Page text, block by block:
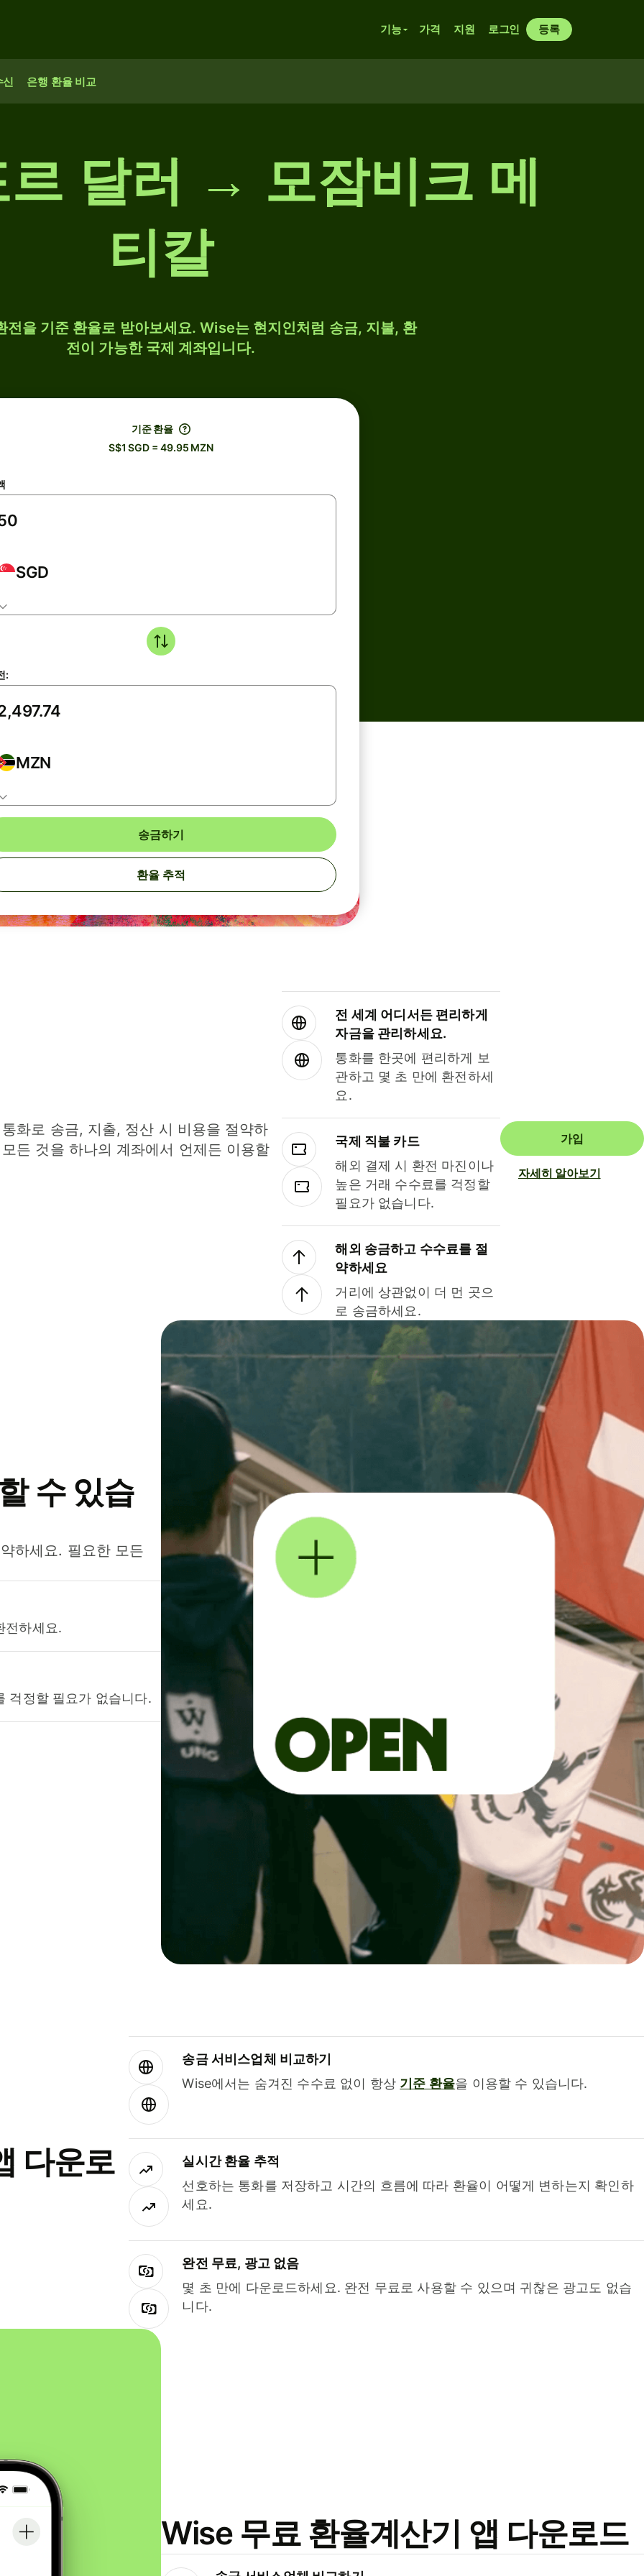
기능 가격 지원 로그인 등록
신 은행 환율 비교
달러 → 모잠비크 메
티칼
을 기준 환율로 받아보세요. Wise는 현지인처럼 송금, 지불, 환
전이 가능한 국제 계좌입니다.
기준 환율
S$1 SGD = 49.95 MZN
SGD
:
MZN
송금하기
환율 추적
화로 송금, 지출, 정산 시 비용을 절약하
든 것을 하나의 계좌에서 언제든 이용할
전 세계 어디서든 편리하게
자금을 관리하세요.
통화를 한곳에 편리하게 보
관하고 몇 초 만에 환전하세
요.
국제 직불 카드
해외 결제 시 환전 마진이나
높은 거래 수수료를 걱정할
필요가 없습니다.
해외 송금하고 수수료를 절
약하세요
거리에 상관없이 더 먼 곳으
로 송금하세요.
가입
자세히 알아보기
수 있습
하세요. 필요한 모든
전하세요.
걱정할 필요가 없습니다.
다운로
송금 서비스업체 비교하기
Wise에서는 숨겨진 수수료 없이 항상 기준 환율을 이용할 수 있습니다.
실시간 환율 추적
선호하는 통화를 저장하고 시간의 흐름에 따라 환율이 어떻게 변하는지 확인하
세요.
완전 무료, 광고 없음
몇 초 만에 다운로드하세요. 완전 무료로 사용할 수 있으며 귀찮은 광고도 없습
니다.
Wise 무료 환율계산기 앱 다운로드